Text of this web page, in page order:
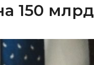
150 млрд